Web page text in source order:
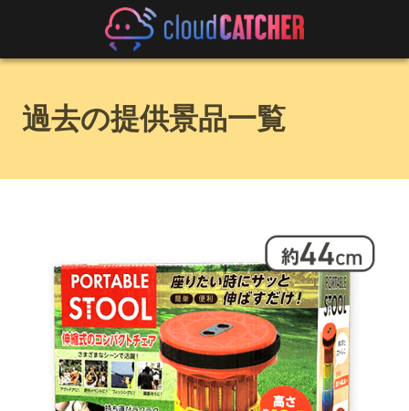
過去の提供景品一覧